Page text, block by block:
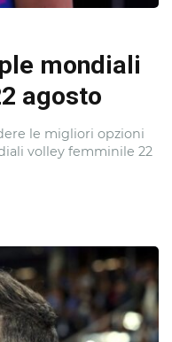
mondiali
agosto
le migliori opzioni
volley femminile 22